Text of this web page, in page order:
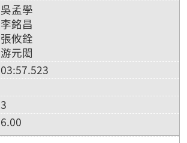
吳孟學
李銘昌
張攸銓
游元閎
03:57.523
3
6.00